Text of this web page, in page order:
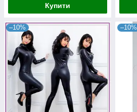
Купити
–10% –10%